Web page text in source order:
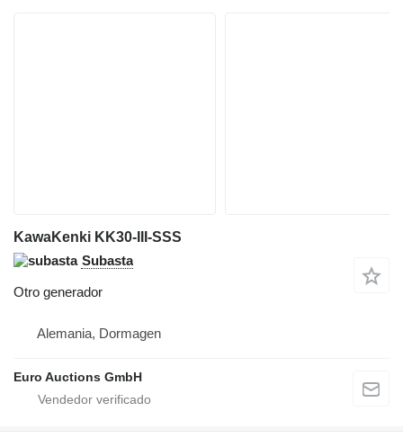
KawaKenki KK30-III-SSS
Subasta
Otro generador
Alemania, Dormagen
Euro Auctions GmbH